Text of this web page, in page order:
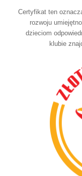
Certyfikat ten
rozwoju
dzieciom
klubie